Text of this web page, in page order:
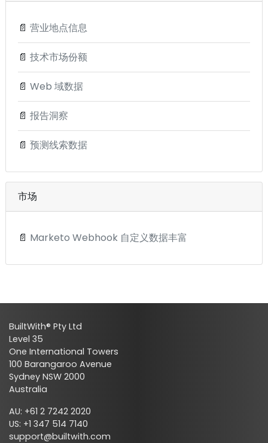
📄 营业地点信息
📄 技术市场份额
📄 Web 域数据
📄 报告洞察
📄 预测线索数据
市场
📄 Marketo Webhook 自定义数据丰富
BuiltWith® Pty Ltd
Level 35
One International Towers
100 Barangaroo Avenue
Sydney NSW 2000
Australia
AU: +61 2 7242 2020
US: +1 347 514 7140
support@builtwith.com